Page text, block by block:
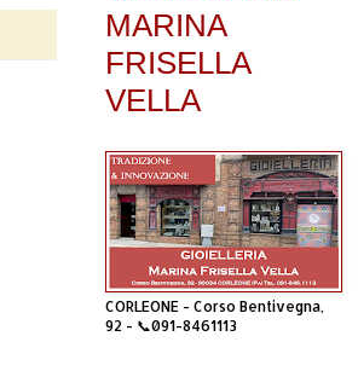
MARINA
FRISELLA
VELLA
CORLEONE - Corso Bentivegna,
92 - 📞091-8461113